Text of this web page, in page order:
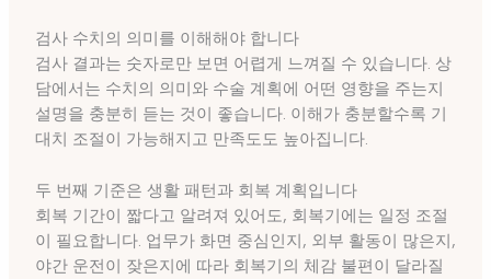
검사 수치의 의미를 이해해야 합니다
검사 결과는 숫자로만 보면 어렵게 느껴질 수 있습니다. 상
담에서는 수치의 의미와 수술 계획에 어떤 영향을 주는지
설명을 충분히 듣는 것이 좋습니다. 이해가 충분할수록 기
대치 조절이 가능해지고 만족도도 높아집니다.
두 번째 기준은 생활 패턴과 회복 계획입니다
회복 기간이 짧다고 알려져 있어도, 회복기에는 일정 조절
이 필요합니다. 업무가 화면 중심인지, 외부 활동이 많은지,
야간 운전이 잦은지에 따라 회복기의 체감 불편이 달라질